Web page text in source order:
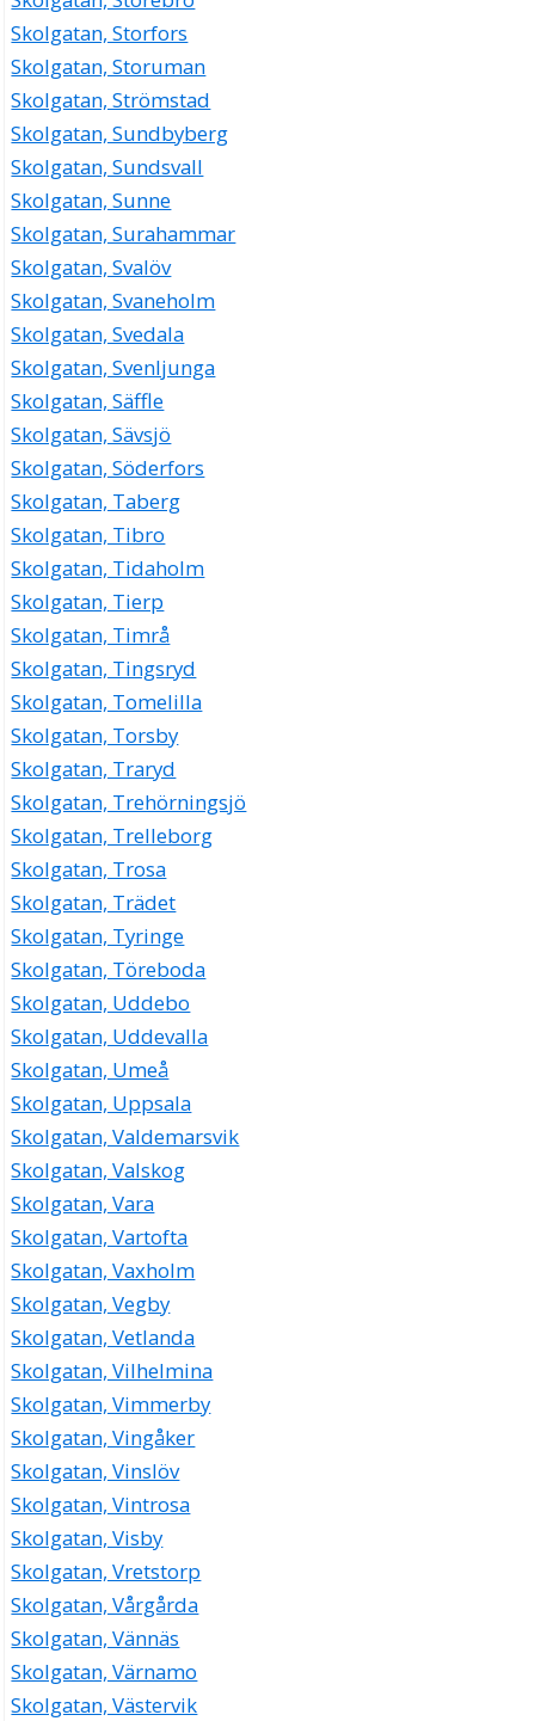
Skolgatan, Storfors
Skolgatan, Storuman
Skolgatan, Strömstad
Skolgatan, Sundbyberg
Skolgatan, Sundsvall
Skolgatan, Sunne
Skolgatan, Surahammar
Skolgatan, Svalöv
Skolgatan, Svaneholm
Skolgatan, Svedala
Skolgatan, Svenljunga
Skolgatan, Säffle
Skolgatan, Sävsjö
Skolgatan, Söderfors
Skolgatan, Taberg
Skolgatan, Tibro
Skolgatan, Tidaholm
Skolgatan, Tierp
Skolgatan, Timrå
Skolgatan, Tingsryd
Skolgatan, Tomelilla
Skolgatan, Torsby
Skolgatan, Traryd
Skolgatan, Trehörningsjö
Skolgatan, Trelleborg
Skolgatan, Trosa
Skolgatan, Trädet
Skolgatan, Tyringe
Skolgatan, Töreboda
Skolgatan, Uddebo
Skolgatan, Uddevalla
Skolgatan, Umeå
Skolgatan, Uppsala
Skolgatan, Valdemarsvik
Skolgatan, Valskog
Skolgatan, Vara
Skolgatan, Vartofta
Skolgatan, Vaxholm
Skolgatan, Vegby
Skolgatan, Vetlanda
Skolgatan, Vilhelmina
Skolgatan, Vimmerby
Skolgatan, Vingåker
Skolgatan, Vinslöv
Skolgatan, Vintrosa
Skolgatan, Visby
Skolgatan, Vretstorp
Skolgatan, Vårgårda
Skolgatan, Vännäs
Skolgatan, Värnamo
Skolgatan, Västervik